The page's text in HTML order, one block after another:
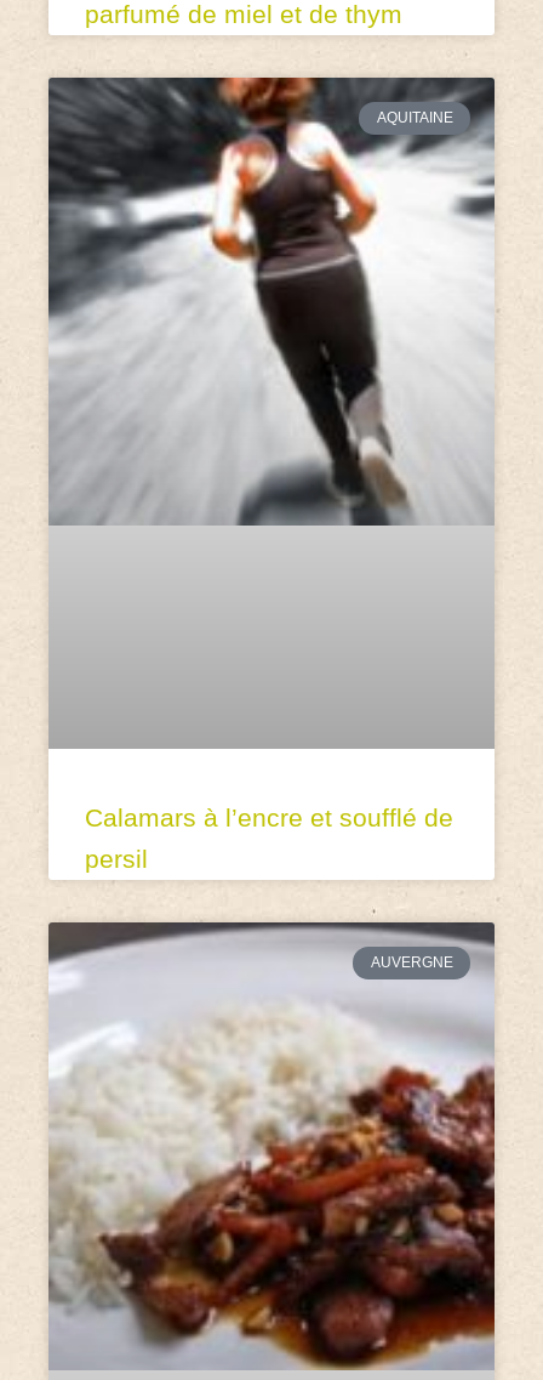
parfumé de miel et de thym
AQUITAINE
Calamars à l’encre et soufflé de
persil
AUVERGNE